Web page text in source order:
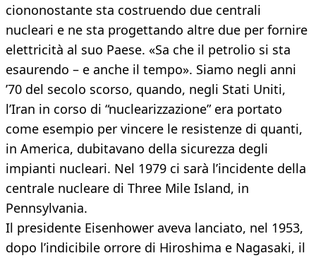
ciononostante sta costruendo due centrali
nucleari e ne sta progettando altre due per fornire
elettricità al suo Paese. «Sa che il petrolio si sta
esaurendo – e anche il tempo». Siamo negli anni
’70 del secolo scorso, quando, negli Stati Uniti,
l’Iran in corso di “nuclearizzazione” era portato
come esempio per vincere le resistenze di quanti,
in America, dubitavano della sicurezza degli
impianti nucleari. Nel 1979 ci sarà l’incidente della
centrale nucleare di Three Mile Island, in
Pennsylvania.
Il presidente Eisenhower aveva lanciato, nel 1953,
dopo l’indicibile orrore di Hiroshima e Nagasaki, il